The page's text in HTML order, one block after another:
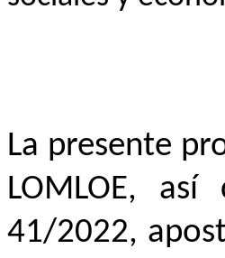
La presente
LOMLOE,
41/2022,